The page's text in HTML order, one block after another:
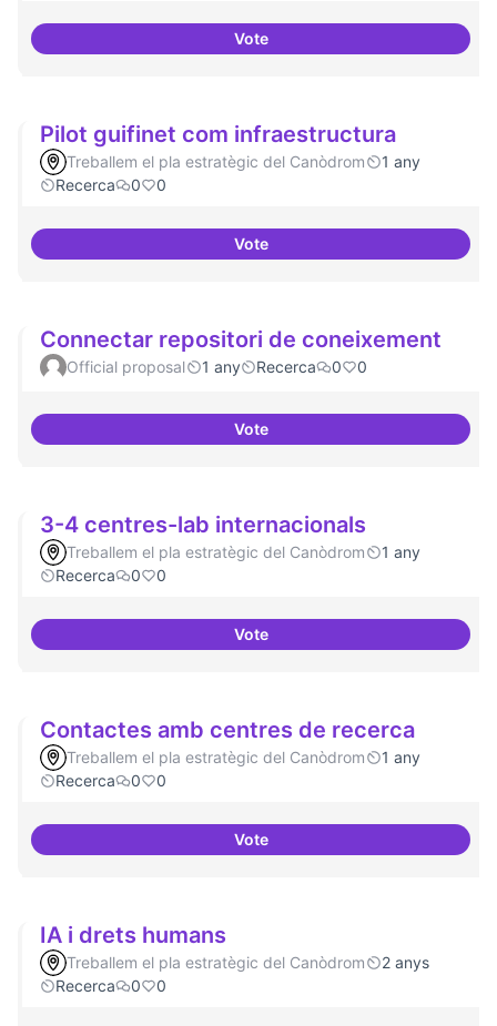
VotePrograma de seminari regular
Pilot guifinet com infraestructura
Treballem el pla estratègic del Canòdrom
1 any
Recerca
0 0
VotePilot guifinet com
Connectar repositori de coneixement
Official proposal 1 any Recerca 0 0
VoteConnectar repositori de
3-4 centres-lab internacionals
Treballem el pla estratègic del Canòdrom
1 any
Recerca
0 0
Vote3-4 centres-lab internacionals
Contactes amb centres de recerca
Treballem el pla estratègic del Canòdrom
1 any
Recerca
0 0
VoteContactes amb centres de
IA i drets humans
Treballem el pla estratègic del Canòdrom
2 anys
Recerca
0 0